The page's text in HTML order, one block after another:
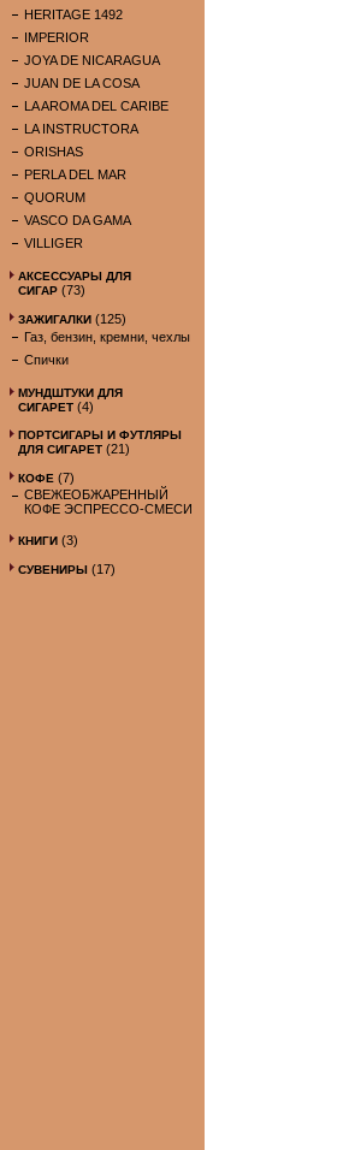
HERITAGE 1492
IMPERIOR
JOYA DE NICARAGUA
JUAN DE LA COSA
LA AROMA DEL CARIBE
LA INSTRUCTORA
ORISHAS
PERLA DEL MAR
QUORUM
VASCO DA GAMA
VILLIGER
АКСЕССУАРЫ ДЛЯ
СИГАР (73)
ЗАЖИГАЛКИ (125)
Газ, бензин, кремни, чехлы
Спички
МУНДШТУКИ ДЛЯ
СИГАРЕТ (4)
ПОРТСИГАРЫ И ФУТЛЯРЫ
ДЛЯ СИГАРЕТ (21)
КОФЕ (7)
СВЕЖЕОБЖАРЕННЫЙ
КОФЕ ЭСПРЕССО-СМЕСИ
КНИГИ (3)
СУВЕНИРЫ (17)